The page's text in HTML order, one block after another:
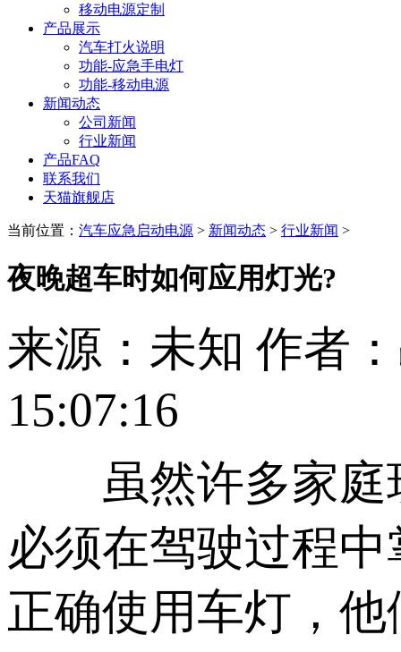
移动电源定制
产品展示
汽车打火说明
功能-应急手电灯
功能-移动电源
新闻动态
公司新闻
行业新闻
产品FAQ
联系我们
天猫旗舰店
当前位置： 汽车应急启动电源 > 新闻动态 > 行业新闻 >
夜晚超车时如何应用灯光?
来源：未知 作者
15:07:16
虽然许多家庭
必须在驾驶过程
正确使用车灯，